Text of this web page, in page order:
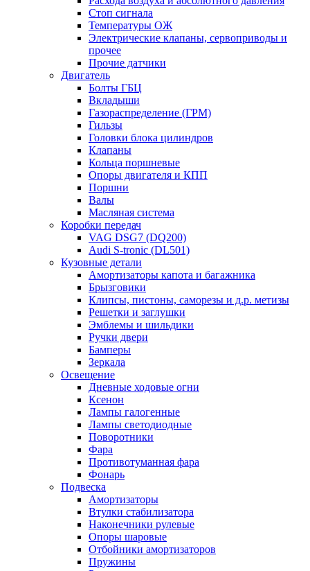
Стоп сигнала
Температуры ОЖ
Электрические клапаны, сервоприводы и
прочее
Прочие датчики
Двигатель
Болты ГБЦ
Вкладыши
Газораспределение (ГРМ)
Гильзы
Головки блока цилиндров
Клапаны
Кольца поршневые
Опоры двигателя и КПП
Поршни
Валы
Масляная система
Коробки передач
VAG DSG7 (DQ200)
Audi S-tronic (DL501)
Кузовные детали
Амортизаторы капота и багажника
Брызговики
Клипсы, пистоны, саморезы и д.р. метизы
Решетки и заглушки
Эмблемы и шильдики
Ручки двери
Бамперы
Зеркала
Освещение
Дневные ходовые огни
Ксенон
Лампы галогенные
Лампы светодиодные
Поворотники
Фара
Противотуманная фара
Фонарь
Подвеска
Амортизаторы
Втулки стабилизатора
Наконечники рулевые
Опоры шаровые
Отбойники амортизаторов
Пружины